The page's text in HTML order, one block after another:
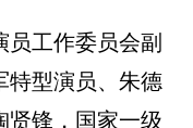
工作委员会副
特型演员、朱德
贤锋，国家一级